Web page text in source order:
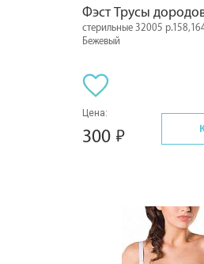
Фэст Трусы
стерильные 32005
Бежевый
Цена:
300